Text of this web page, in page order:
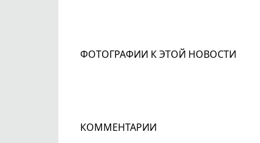
ФОТОГРАФИИ К ЭТОЙ НОВОСТИ
КОММЕНТАРИИ